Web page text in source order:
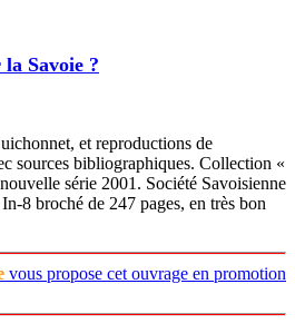
Savoie ?
et reproductions de
sources bibliographiques. Collection «
série 2001. Société Savoisienne
8 broché de 247 pages, en très bon
vous propose cet ouvrage en promotion